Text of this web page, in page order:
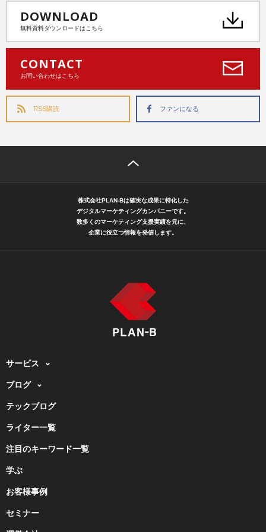
DOWNLOAD
無料資料ダウンロードはこちら
CONTACT
お問い合わせはこちら
RSS購読 ファンになる
株式会社PLAN-Bは確実な成果に特化した
デジタルマーケティングカンパニーです。
数多くのマーケティング支援実績を元に、
企業に役立つ情報を発信します。
サービス
ブログ
テックブログ
ライター一覧
注目のキーワード一覧
学ぶ
お客様事例
セミナー